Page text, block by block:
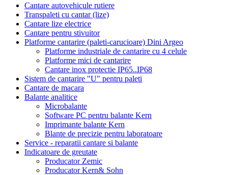
Cantare autovehicule rutiere
Transpaleti cu cantar (lize)
Cantare lize electrice
Cantare pentru stivuitor
Platforme cantarire (paleti-carucioare) Dini Argeo
Platforme industriale de cantarire cu 4 celule
Platforme mici de cantarire
Cantare inox protectie IP65..IP68
Sistem de cantarire "U" pentru paleti
Cantare de macara
Balante analitice
Microbalante
Software PC pentru balante Kern
Imprimante balante Kern
Blante de precizie pentru laboratoare
Service - reparatii cantare si balante
Indicatoare de greutate
Producator Zemic
Producator Kern& Sohn